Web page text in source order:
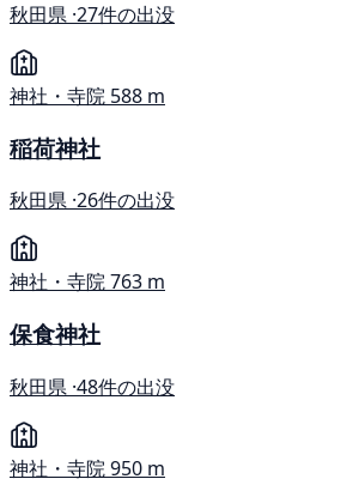
秋田県 ·27件の出没
神社・寺院 588 m
稲荷神社
秋田県 ·26件の出没
神社・寺院763 m
保食神社
秋田県 ·48件の出没
神社・寺院950 m